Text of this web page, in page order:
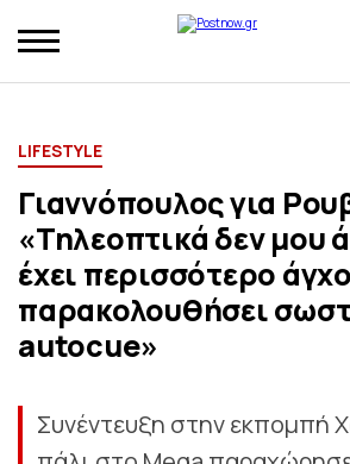
LIFESTYLE
Γιαννόπουλος για
«Τηλεοπτικά δεν μου
έχει περισσότερο
παρακολουθήσει
autocue»
Συνέντευξη στην εκπομπή